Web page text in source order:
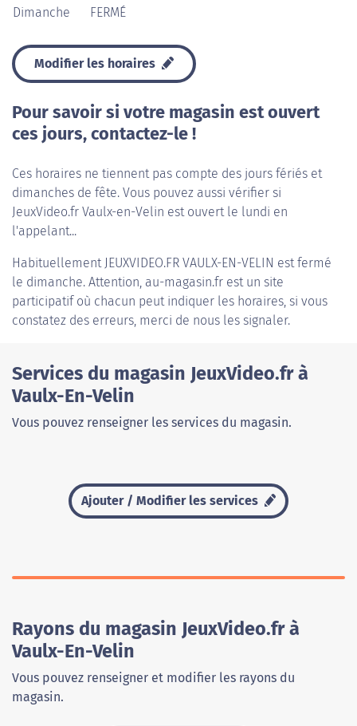
Dimanche
FERMÉ
Modifier les horaires
Pour savoir si votre magasin est ouvert
ces jours, contactez-le !
Ces horaires ne tiennent pas compte des jours fériés et
dimanches de fête. Vous pouvez aussi vérifier si
JeuxVideo.fr Vaulx-en-Velin est ouvert le lundi en
l'appelant...
Habituellement JEUXVIDEO.FR VAULX-EN-VELIN est fermé
le dimanche. Attention, au-magasin.fr est un site
participatif où chacun peut indiquer les horaires, si vous
constatez des erreurs, merci de nous les signaler.
Services du magasin JeuxVideo.fr à
Vaulx-En-Velin
Vous pouvez renseigner les services du magasin.
Ajouter / Modifier les services
Rayons du magasin JeuxVideo.fr à
Vaulx-En-Velin
Vous pouvez renseigner et modifier les rayons du
magasin.